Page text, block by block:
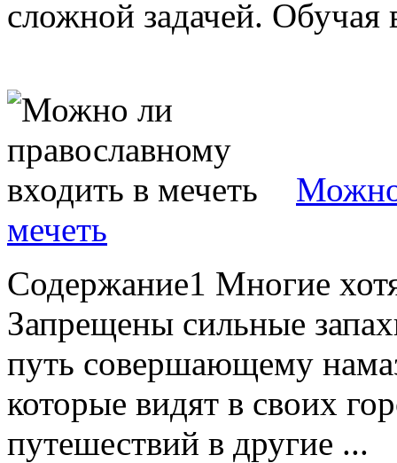
сложной задачей.
Можно
мечеть
Содержание1 Многие
Запрещены сильные
путь совершающему
которые видят в своих
путешествий в другие ...